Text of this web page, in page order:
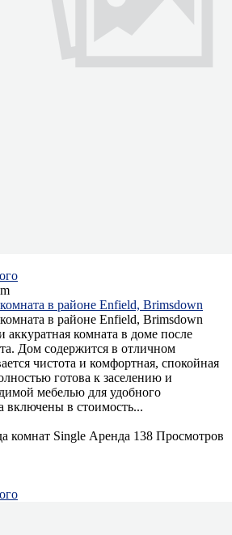
в районе Enfield, Brimsdown
в районе Enfield, Brimsdown
аккуратная комната в доме после
Дом содержится в отличном
чистота и комфортная, спокойная
готова к заселению и
мебелью для удобного
включены в стоимость...
комнат Single Аренда 138 Просмотров